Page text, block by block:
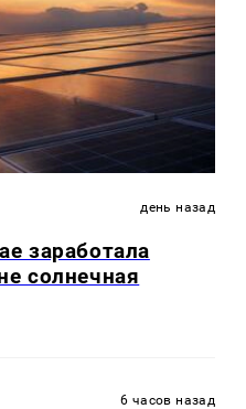
день назад
заработала
солнечная
6 часов назад